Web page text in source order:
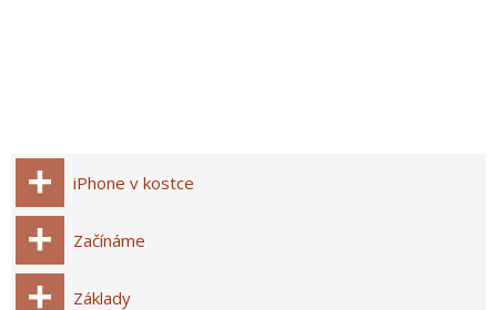
iPhone v kostce
Začínáme
Základy